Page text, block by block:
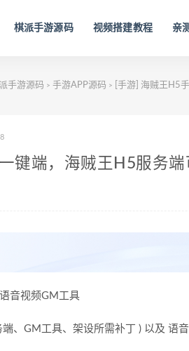
棋派手游源码 视频搭建教程 亲
手游源码 > 手游APP源码 > [手游] 海贼王H5
键端，海贼王H5服务
音视频GM工具
、GM工具、架设所需补丁 ) 以及 语音